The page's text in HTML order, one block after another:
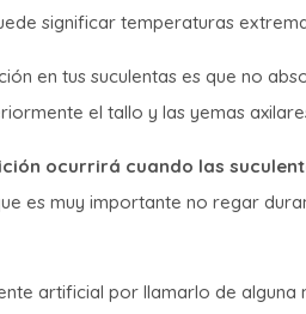
significar temperaturas
en tus suculentas es que no
el tallo y las yemas
ocurrirá cuando las
es muy importante no regar
artificial por llamarlo de